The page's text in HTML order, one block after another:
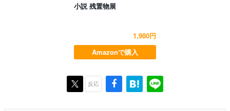
小説 残置物展
1,980円
Amazonで購入
反応